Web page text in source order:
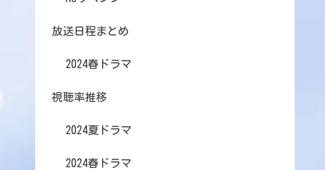
放送日程まとめ
2024春ドラマ
視聴率推移
2024夏ドラマ
2024春ドラマ